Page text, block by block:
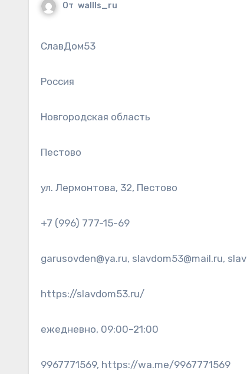
От wallls_ru
СлавДом53
Россия
Новгородская область
Пестово
ул. Лермонтова, 32, Пестово
+7 (996) 777-15-69
garusovden@ya.ru, slavdom53@mail.ru,
https://slavdom53.ru/
ежедневно, 09:00–21:00
9967771569, https://wa.me/9967771569